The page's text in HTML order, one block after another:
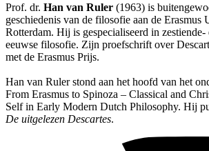
Prof. dr. Han van Ruler (1963) is
geschiedenis van de filosofie aan de Erasmus
Rotterdam. Hij is gespecialiseerd in zestiende-
eeuwse filosofie. Zijn proefschrift over
met de Erasmus Prijs.
Han van Ruler stond aan het hoofd van het
From Erasmus to Spinoza – Classical and
Self in Early Modern Dutch Philosophy. Hij
De uitgelezen Descartes.